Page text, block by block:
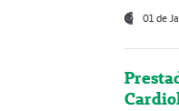
01 de